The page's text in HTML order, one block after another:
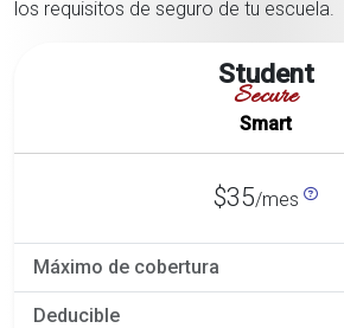
los requisitos de seguro de tu escuela.
Student
Secure
Smart
$35/mes
Máximo de cobertura
Deducible